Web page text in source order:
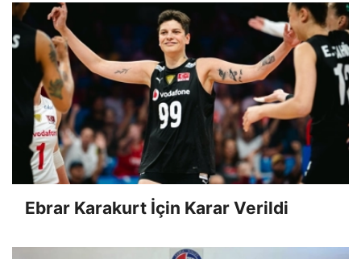
Ebrar Karakurt İçin Karar Verildi